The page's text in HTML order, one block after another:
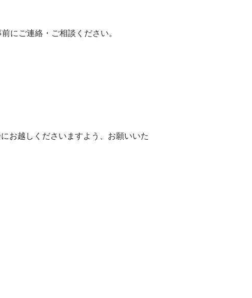
にご連絡・ご相談ください。
お越しくださいますよう、お願いいた